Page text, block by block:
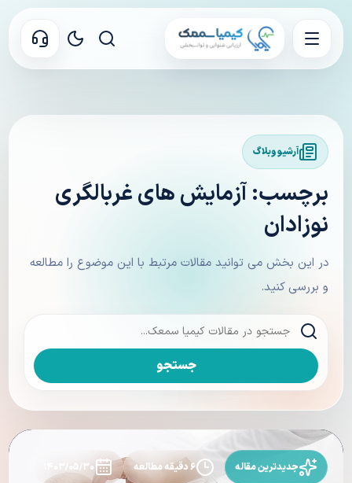
آرشیو وبلاگ
برچسب: آزمایش های غربالگری
نوزادان
در این بخش می توانید مقالات مرتبط با این موضوع را مطالعه
و بررسی کنید.
جستجو
جدیدترین مقاله ۶ دقیقه مطالعه ۱۴۰۳/۰۵/۳۰